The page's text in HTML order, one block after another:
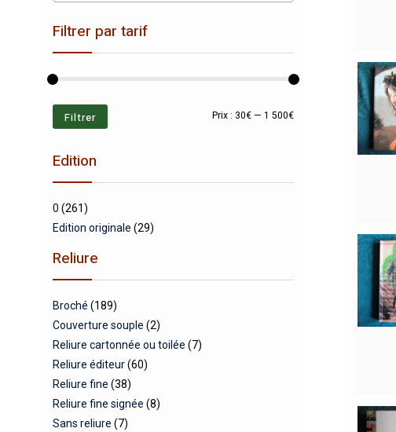
Filtrer par tarif
Prix
Prix
Filtrer Prix : 30€ — 1 500€
Edition
0 (261)
Edition originale (29)
Reliure
Broché (189)
Couverture souple (2)
Reliure cartonnée ou toilée (7)
Reliure éditeur(60)
Reliure fine (38)
Reliure fine signée (8)
Sans reliure (7)